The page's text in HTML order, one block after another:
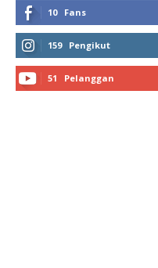
10 Fans
159 Pengikut
51 Pelanggan